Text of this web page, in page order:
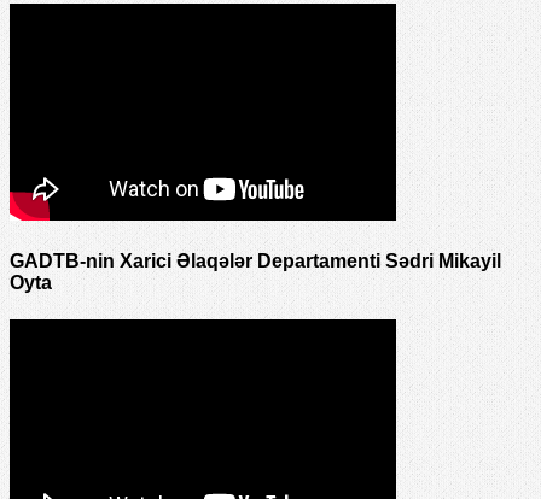
GADTB-nin Xarici Əlaqələr Departamenti Sədri Mikayil
Oyta